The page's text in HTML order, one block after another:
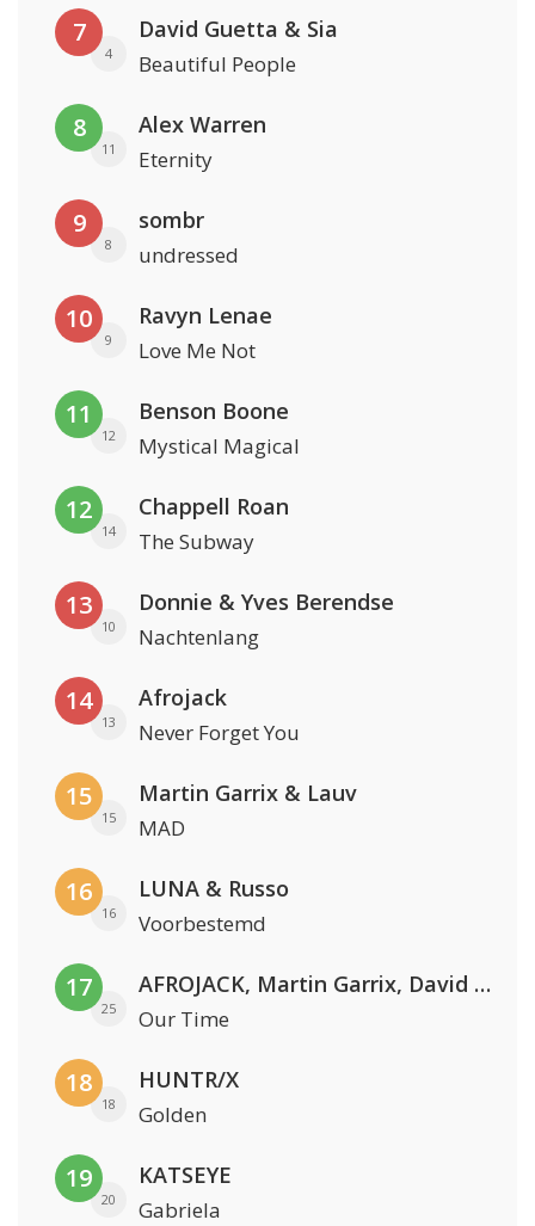
7
4
David Guetta & Sia
Beautiful People
8
11
Alex Warren
Eternity
9
8
sombr
undressed
10
9
Ravyn Lenae
Love Me Not
11
12
Benson Boone
Mystical Magical
12
14
Chappell Roan
The Subway
13
10
Donnie & Yves Berendse
Nachtenlang
14
13
Afrojack
Never Forget You
15
15
Martin Garrix & Lauv
MAD
16
16
LUNA & Russo
Voorbestemd
17
25
AFROJACK, Martin Garrix, David Guetta & Amél
Our Time
18
18
HUNTR/X
Golden
19
20
KATSEYE
Gabriela